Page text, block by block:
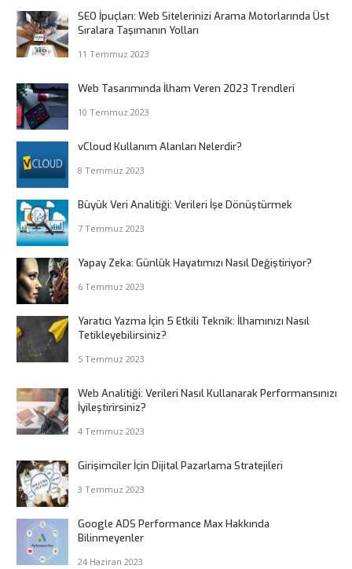
SEO İpuçları: Web Sitelerinizi Arama Motorlarında Üst
Sıralara Taşımanın Yolları
11 Temmuz 2023
Web Tasarımında İlham Veren 2023 Trendleri
10 Temmuz 2023
vCloud Kullanım Alanları Nelerdir?
8 Temmuz 2023
Büyük Veri Analitiği: Verileri İşe Dönüştürmek
7 Temmuz 2023
Yapay Zeka: Günlük Hayatımızı Nasıl Değiştiriyor?
6 Temmuz 2023
Yaratıcı Yazma İçin 5 Etkili Teknik: İlhamınızı Nasıl
Tetikleyebilirsiniz?
5 Temmuz 2023
Web Analitiği: Verileri Nasıl Kullanarak Performansınızı
İyileştirirsiniz?
4 Temmuz 2023
Girişimciler İçin Dijital Pazarlama Stratejileri
3 Temmuz 2023
Google ADS Performance Max Hakkında
Bilinmeyenler
24 Haziran 2023